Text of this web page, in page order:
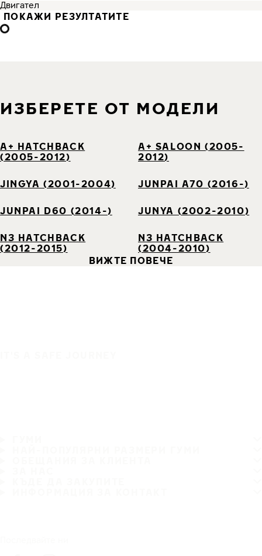
ПОКАЖИ РЕЗУЛТАТИТЕ
ИЗБЕРЕТЕ ОТ МОДЕЛИ
A+ HATCHBACK
(2005-2012)
A+ SALOON (2005-
2012)
JINGYA (2001-2004) JUNPAI A70 (2016-)
JUNPAI D60 (2014-) JUNYA (2002-2010)
N3 HATCHBACK
(2012-2015)
N3 HATCHBACK
(2004-2010)
ВИЖТЕ ПОВЕЧЕ